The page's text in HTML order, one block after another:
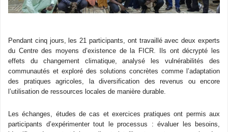
Pendant cinq jours, les 21 participants, ont travaillé avec deux experts
du Centre des moyens d’existence de la FICR. Ils ont décrypté les
effets du changement climatique, analysé les vulnérabilités des
communautés et exploré des solutions concrètes comme l’adaptation
des pratiques agricoles, la diversification des revenus ou encore
l’utilisation de ressources locales de manière durable.
Les échanges, études de cas et exercices pratiques ont permis aux
participants d’expérimenter tout le processus : évaluer les besoins,